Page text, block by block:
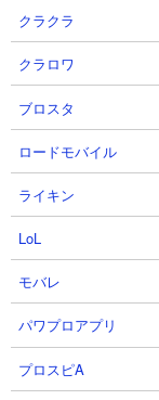
「ネコレンジャー
スニャイパーを使用
シン、ウリル、ウル
でいます。EXの大
で、それさえ量産壁
はカメラマンと大狂
クラクラ
クラロワ
ブロスタ
ロードモバイル
ライキン
LoL
モバレ
パワプロアプリ
プロスピA